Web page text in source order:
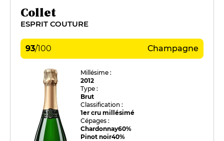
Collet
ESPRIT COUTURE
93/100 Champagne
Millésime :
2012
Type :
Brut
Classification :
1er cru millésimé
Cépages :
Chardonnay60%
Pinot noir40%